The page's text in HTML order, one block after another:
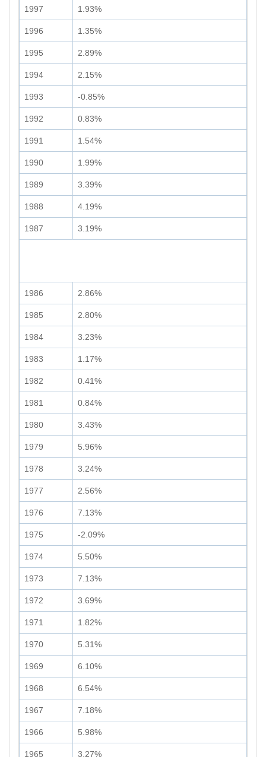
1997 1.93%
1996 1.35%
1995 2.89%
1994 2.15%
1993 -0.85%
1992 0.83%
1991 1.54%
1990 1.99%
1989 3.39%
1988 4.19%
1987 3.19%
1986 2.86%
1985 2.80%
1984 3.23%
1983 1.17%
1982 0.41%
1981 0.84%
1980 3.43%
1979 5.96%
1978 3.24%
1977 2.56%
1976 7.13%
1975 -2.09%
1974 5.50%
1973 7.13%
1972 3.69%
1971 1.82%
1970 5.31%
1969 6.10%
1968 6.54%
1967 7.18%
1966 5.98%
1965 3.27%